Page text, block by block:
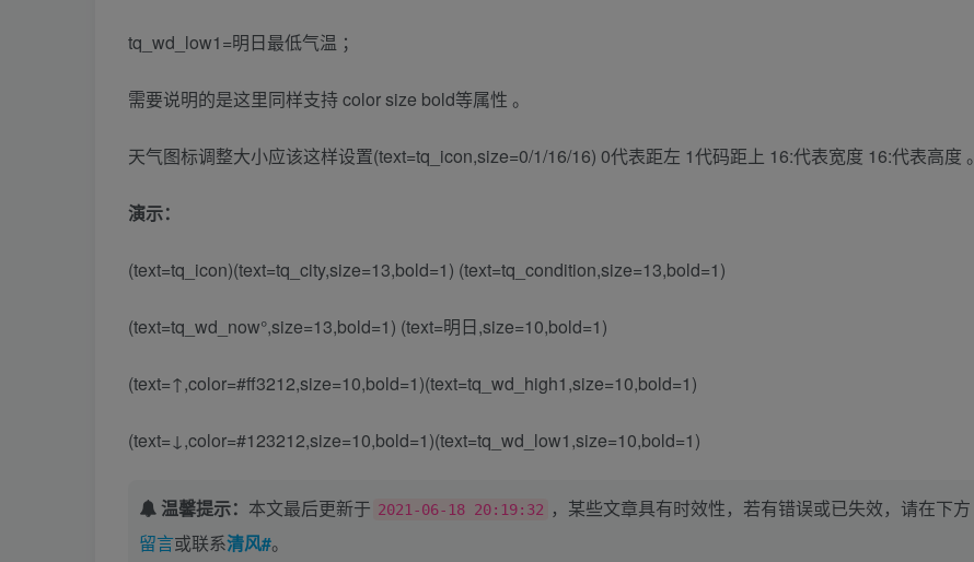
tq_wd_low1=明日最低气温 ；
需要说明的是这里同样支持 color size bold等属性 。
天气图标调整大小应该这样设置(text=tq_icon,size=0/1/16/16) 0代表距左 1代码距上 16:代表宽度 16:代表高度 。
演示：
(text=tq_icon)(text=tq_city,size=13,bold=1) (text=tq_condition,size=13,bold=1)
(text=tq_wd_now°,size=13,bold=1) (text=明日,size=10,bold=1)
(text=↑,color=#ff3212,size=10,bold=1)(text=tq_wd_high1,size=10,bold=1)
(text=↓,color=#123212,size=10,bold=1)(text=tq_wd_low1,size=10,bold=1)
温馨提示： 本文最后更新于 2021-06-18 20:19:32
，某些文章具有时效性，若有错误或已失效，请在下方
留言或联系清风#。